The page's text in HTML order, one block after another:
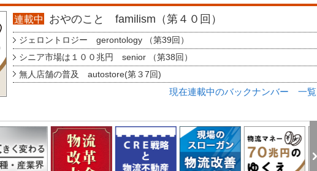
連載中 おやのこと familism（第４０回）
ジェロントロジー gerontology （第39回）
シニア市場は１００兆円 senior （第38回）
無人店舗の普及 autostore(第３7回)
現在連載中のバックナンバー 一覧